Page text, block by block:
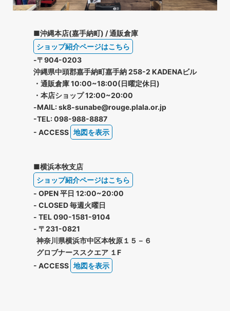
■沖縄本店(嘉手納町) / 通販倉庫
ショップ紹介ページはこちら
-〒904-0203
沖縄県中頭郡嘉手納町嘉手納 258-2 KADENAビル
・通販倉庫 10:00~18:00(日曜定休日)
・本店ショップ 12:00~20:00
-MAIL: sk8-sunabe@rouge.plala.or.jp
-TEL: 098-988-8887
- ACCESS 地図を表示
■横浜本牧支店
ショップ紹介ページはこちら
- OPEN 平日 12:00~20:00
- CLOSED 毎週火曜日
- TEL 090-1581-9104
- 〒231-0821
神奈川県横浜市中区本牧原１５－６
グロブナーススクエア １F
- ACCESS 地図を表示